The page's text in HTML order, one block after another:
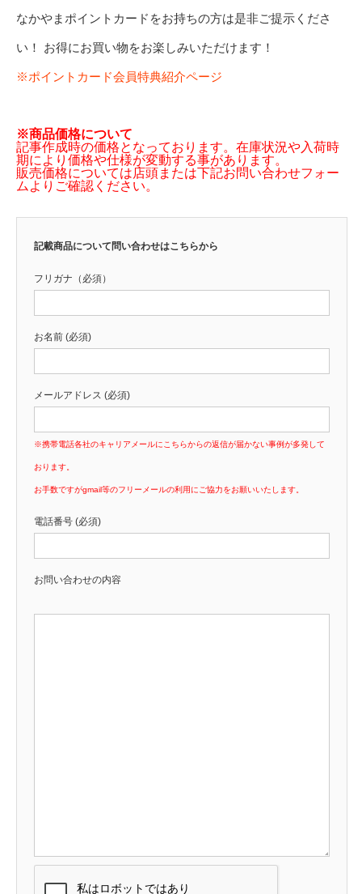
なかやまポイントカードをお持ちの方は是非ご提示くださ
い！ お得にお買い物をお楽しみいただけます！
※ポイントカード会員特典紹介ページ
※商品価格について
記事作成時の価格となっております。在庫状況や入荷時
期により価格や仕様が変動する事があります。
販売価格については店頭または下記お問い合わせフォー
ムよりご確認ください。
記載商品について問い合わせはこちらから
フリガナ（必須）
お名前 (必須)
メールアドレス (必須)
※携帯電話各社のキャリアメールにこちらからの返信が届かない事例が多発して
おります。
お手数ですがgmail等のフリーメールの利用にご協力をお願いいたします。
電話番号 (必須)
お問い合わせの内容